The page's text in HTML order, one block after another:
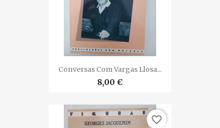
Conversas Com Vargas Llosa...
8,00 €
favorite_border